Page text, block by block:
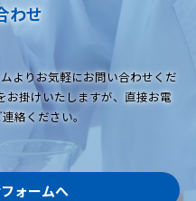
わせ
よりお気軽にお問い合わせくだ
お掛けいたしますが、直接お電
絡ください。
ォームへ